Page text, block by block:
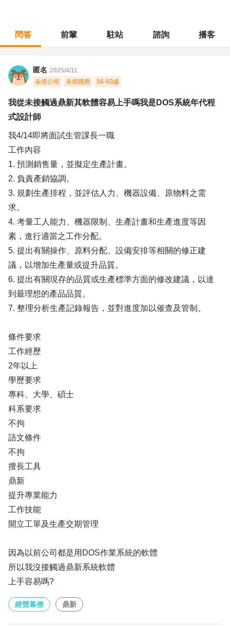
問答 前輩 駐站 諮詢 播客
匿名 2025/4/11
未填公司
未填職務 56-60歲
我從未接觸過鼎新其軟體容易上手嗎我是DOS系統年代程
式設計師
我4/14即將面試生管課長一職
工作內容
1. 預測銷售量，並擬定生產計畫。
2. 負責產銷協調。
3. 規劃生產排程，並評估人力、機器設備、原物料之需
求。
4. 考量工人能力、機器限制、生產計畫和生產進度等因
素，進行適當之工作分配。
5. 提出有關操作、原料分配、設備安排等相關的修正建
議，以增加生產量或提升品質。
6. 提出有關現存的品質或生產標準方面的修改建議，以達
到最理想的產品品質。
7. 整理分析生產記錄報告，並對進度加以催查及管制。
條件要求
工作經歷
2年以上
學歷要求
專科、大學、碩士
科系要求
不拘
語文條件
不拘
擅長工具
鼎新
提升專業能力
工作技能
開立工單及生產交期管理
因為以前公司都是用DOS作業系統的軟體
所以我沒接觸過鼎新系統軟體
上手容易嗎?
經營幕僚 鼎新